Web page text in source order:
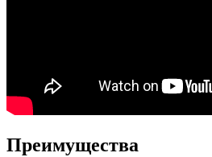
Преимущества